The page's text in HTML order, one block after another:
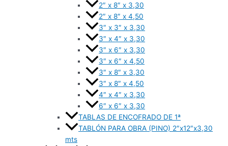
2″ x 8″ x 3,30
2″ x 8″ x 4,50
3″ x 3″ x 3,30
3″ x 4″ x 3,30
3″ x 6″ x 3,30
3″ x 6″ x 4,50
3″ x 8″ x 3,30
3″ x 8″ x 4,50
4″ x 4″ x 3,30
6″ x 6″ x 3,30
TABLAS DE ENCOFRADO DE 1ª
TABLÓN PARA OBRA (PINO) 2″x12″x3,30
mts